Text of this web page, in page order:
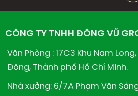
CÔNG TY TNHH ĐÔNG VŨ
Văn Phòng : 17C3 Khu Nam
Đông, Thành phố Hồ Chí Minh.
Nhà xưởng: 6/7A Phạm Văn